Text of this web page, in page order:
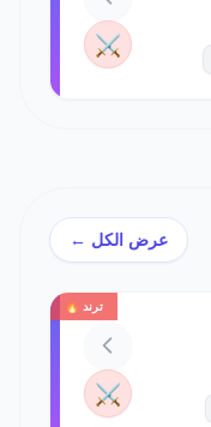
⚔️
عرض الكل ←
ترند 🔥
⚔️